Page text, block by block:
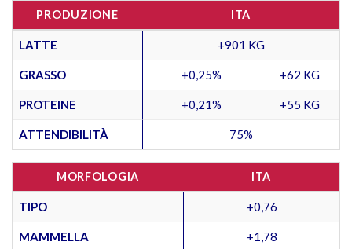
PRODUZIONE ITA
LATTE +901 KG
GRASSO +0,25% +62 KG
PROTEINE +0,21% +55 KG
ATTENDIBILITÀ 75%
MORFOLOGIA ITA
TIPO +0,76
MAMMELLA +1,78